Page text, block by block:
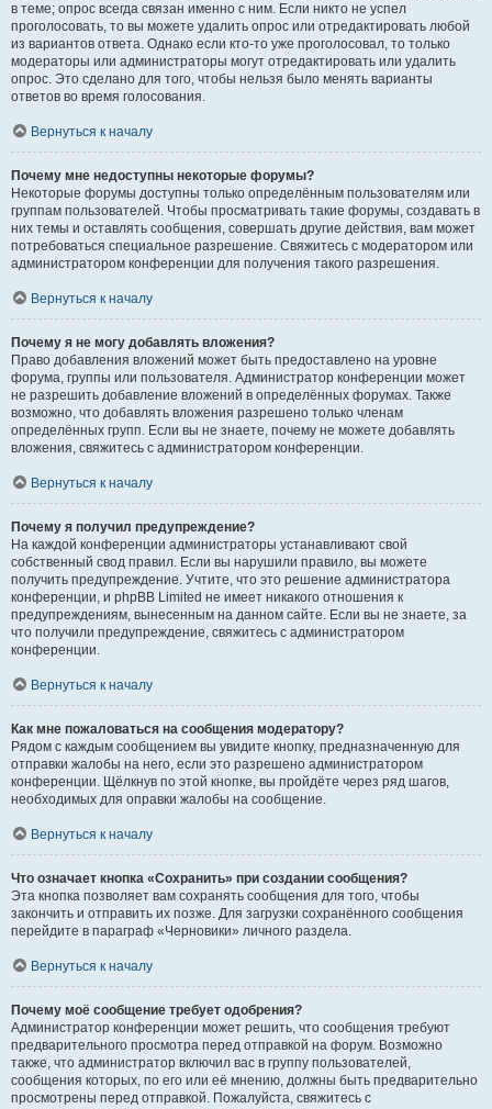
в теме; опрос всегда связан именно с ним. Если никто не успел
проголосовать, то вы можете удалить опрос или отредактировать любой
из вариантов ответа. Однако если кто-то уже проголосовал, то только
модераторы или администраторы могут отредактировать или удалить
опрос. Это сделано для того, чтобы нельзя было менять варианты
ответов во время голосования.
Вернуться к началу
Почему мне недоступны некоторые форумы?
Некоторые форумы доступны только определённым пользователям или
группам пользователей. Чтобы просматривать такие форумы, создавать в
них темы и оставлять сообщения, совершать другие действия, вам может
потребоваться специальное разрешение. Свяжитесь с модератором или
администратором конференции для получения такого разрешения.
Вернуться к началу
Почему я не могу добавлять вложения?
Право добавления вложений может быть предоставлено на уровне
форума, группы или пользователя. Администратор конференции может
не разрешить добавление вложений в определённых форумах. Также
возможно, что добавлять вложения разрешено только членам
определённых групп. Если вы не знаете, почему не можете добавлять
вложения, свяжитесь с администратором конференции.
Вернуться к началу
Почему я получил предупреждение?
На каждой конференции администраторы устанавливают свой
собственный свод правил. Если вы нарушили правило, вы можете
получить предупреждение. Учтите, что это решение администратора
конференции, и phpBB Limited не имеет никакого отношения к
предупреждениям, вынесенным на данном сайте. Если вы не знаете, за
что получили предупреждение, свяжитесь с администратором
конференции.
Вернуться к началу
Как мне пожаловаться на сообщения модератору?
Рядом с каждым сообщением вы увидите кнопку, предназначенную для
отправки жалобы на него, если это разрешено администратором
конференции. Щёлкнув по этой кнопке, вы пройдёте через ряд шагов,
необходимых для оправки жалобы на сообщение.
Вернуться к началу
Что означает кнопка «Сохранить» при создании сообщения?
Эта кнопка позволяет вам сохранять сообщения для того, чтобы
закончить и отправить их позже. Для загрузки сохранённого сообщения
перейдите в параграф «Черновики» личного раздела.
Вернуться к началу
Почему моё сообщение требует одобрения?
Администратор конференции может решить, что сообщения требуют
предварительного просмотра перед отправкой на форум. Возможно
также, что администратор включил вас в группу пользователей,
сообщения которых, по его или её мнению, должны быть предварительно
просмотрены перед отправкой. Пожалуйста, свяжитесь с